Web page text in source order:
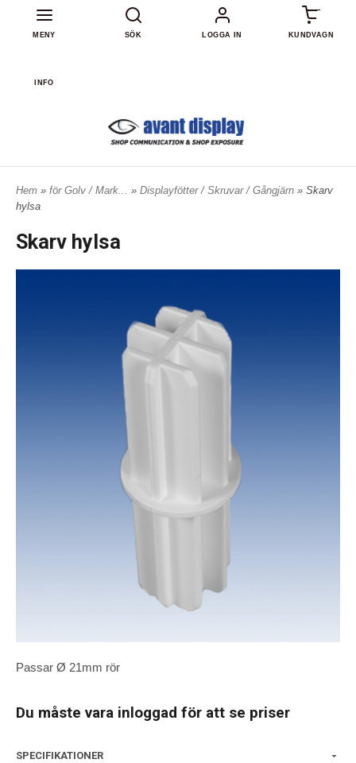
MENY
INFO
SÖK LOGGA IN KUNDVAGN
Hem » för Golv / Mark... » Displayfötter / Skruvar / Gångjärn » Skarv
hylsa
Skarv hylsa
Passar Ø 21mm rör
Du måste vara inloggad för att se priser
SPECIFIKATIONER